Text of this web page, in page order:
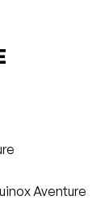
Aventure